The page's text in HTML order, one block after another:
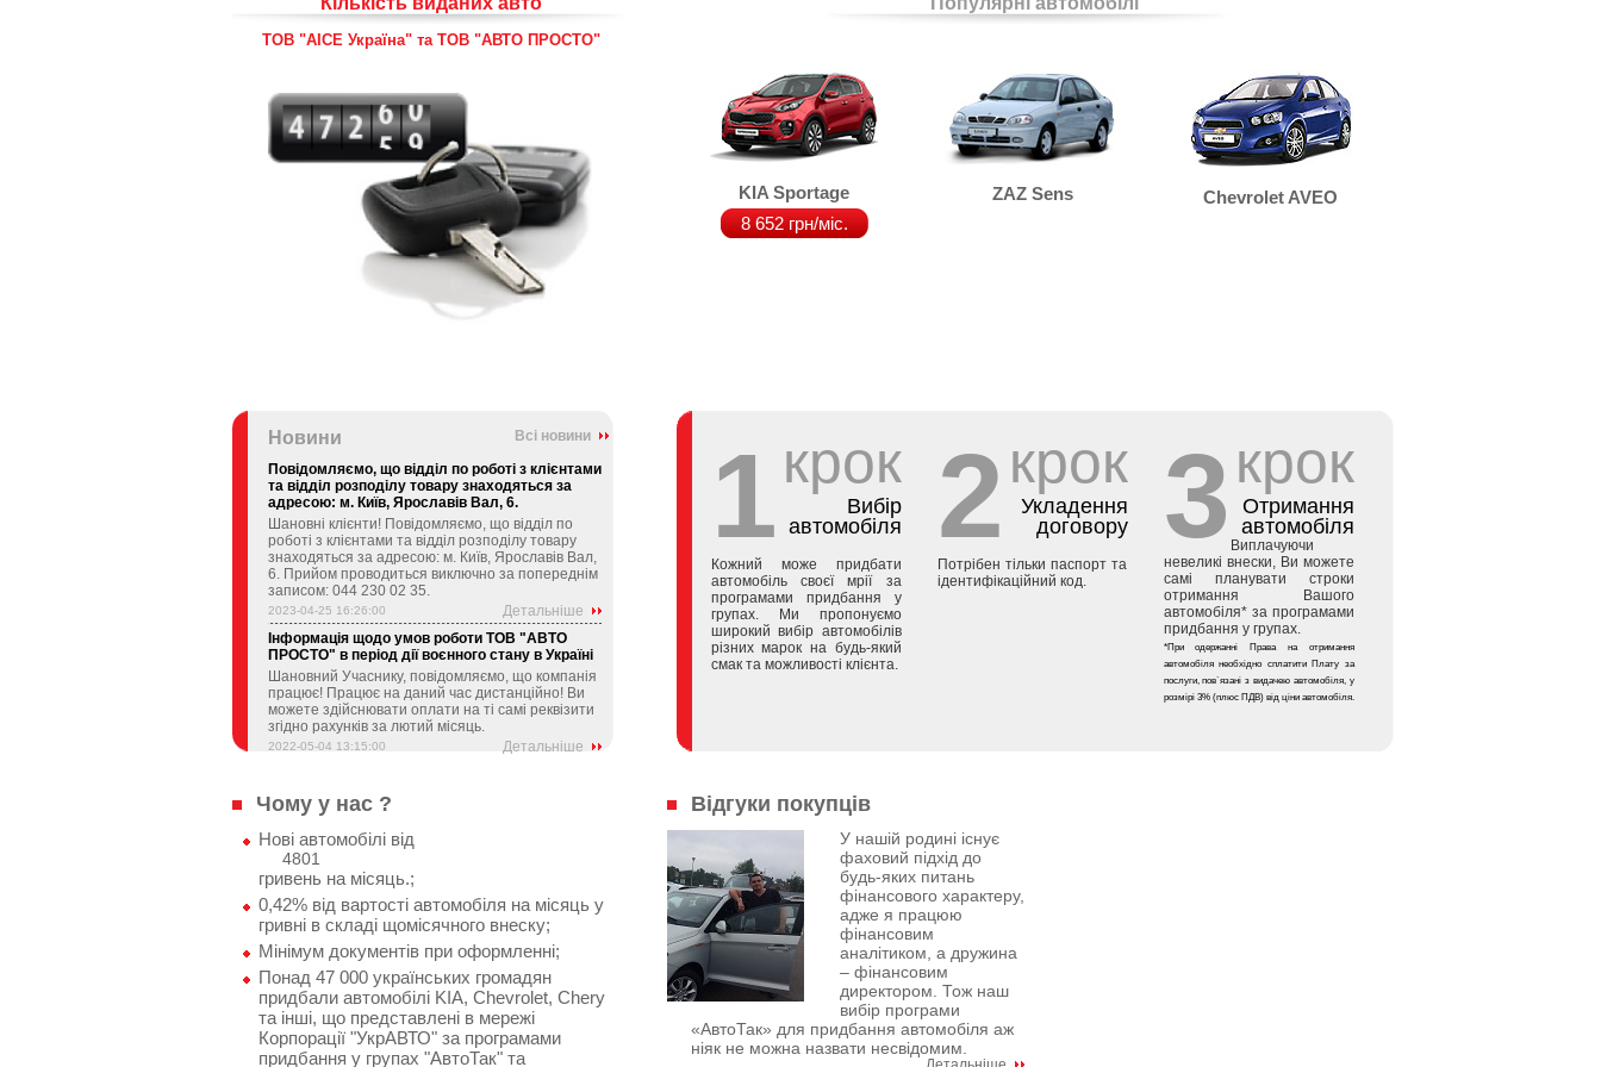
ТОВ "АІСЕ Україна" та ТОВ "АВТО ПРОСТО"
KIA Sportage
8 652 грн/міс.
ZAZ Sens Chevrolet AVEO
Новини
Всі новини
Повідомляємо, що відділ по роботі з клієнтами
та відділ розподілу товару знаходяться за
адресою: м. Київ, Ярославів Вал, 6.
Шановні клієнти! Повідомляємо, що відділ по
роботі з клієнтами та відділ розподілу товару
знаходяться за адресою: м. Київ, Ярославів Вал,
6. Прийом проводиться виключно за попереднім
записом: 044 230 02 35.
2023-04-25 16:26:00
Детальніше
Інформація щодо умов роботи ТОВ "АВТО
ПРОСТО" в період дії воєнного стану в Україні
Шановний Учаснику, повідомляємо, що компанія
працює! Працює на даний час дистанційно! Ви
можете здійснювати оплати на ті самі реквізити
згідно рахунків за лютий місяць.
2022-05-04 13:15:00 Детальніше
1крок
Вибір
автомобіля
Кожний може придбати
автомобіль своєї мрії за
програмами придбання у
групах. Ми пропонуємо
широкий вибір автомобілів
різних марок на будь-який
смак та можливості клієнта.
2крок
Укладення
договору
Потрібен тільки паспорт та
ідентифікаційний код.
3крок
Отримання
автомобіля
Виплачуючи
невеликі внески, Ви можете
самі планувати строки
отримання Вашого
автомобіля* за програмами
придбання у групах.
*При одержанні Права на отримання
автомобіля необхідно сплатити Плату за
послуги, пов`язані з видачею автомобіля, у
розмірі 3% (плюс ПДВ) від ціни автомобіля.
Чому у нас ? Відгуки покупців
Нові автомобілі від
4801
гривень на місяць.;
0,42% від вартості автомобіля на місяць у
гривні в складі щомісячного внеску;
Мінімум документів при оформленні;
Понад 47 000 українських громадян
придбали автомобілі KIA, Chevrolet, Chery
та інші, що представлені в мережі
Корпорації "УкрАВТО" за програмами
придбання у групах "АвтоТак" та
У нашій родині існує
фаховий підхід до
будь-яких питань
фінансового характеру,
адже я працюю
фінансовим
аналітиком, а дружина
– фінансовим
директором. Тож наш
вибір програми
«АвтоТак» для придбання автомобіля аж
ніяк не можна назвати несвідомим.